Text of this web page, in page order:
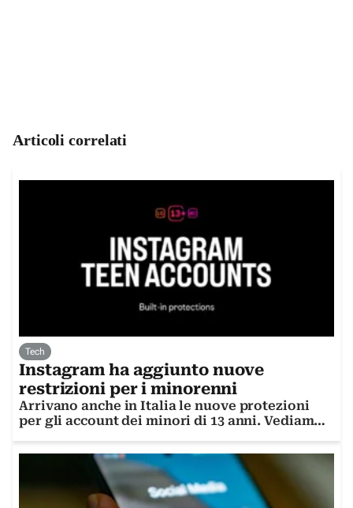
Articoli correlati
Tech
Instagram ha aggiunto nuove
restrizioni per i minorenni
Arrivano anche in Italia le nuove protezioni
per gli account dei minori di 13 anni. Vediamo